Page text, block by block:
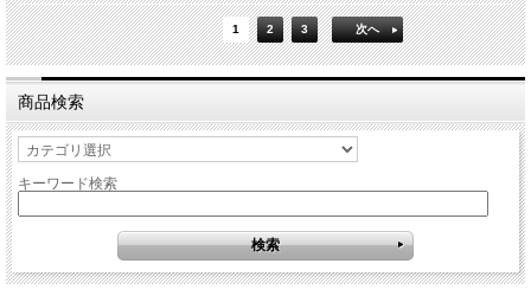
1 2 3 次へ
商品検索
キーワード検索